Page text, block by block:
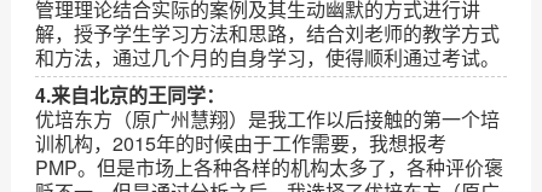
管理理论结合实际的案例及其生动幽默的方式进行讲
解，授予学生学习方法和思路，结合刘老师的教学方式
和方法，通过几个月的自身学习，使得顺利通过考试。
4.来自北京的王同学：
优培东方（原广州慧翔）是我工作以后接触的第一个培
训机构，2015年的时候由于工作需要，我想报考
PMP。但是市场上各种各样的机构太多了，各种评价褒